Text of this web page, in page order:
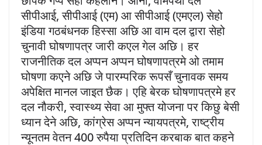
सीपीआई, सीपीआई (एम) आ सीपीआई (एमएल) सेहो
इंडिया गठबंधनक हिस्सा अछि आ वाम दल द्वारा सेहो
चुनावी घोषणापत्र जारी कएल गेल अछि। हर
राजनीतिक दल अप्पन अप्पन घोषणापत्रमे ओ तमाम
घोषणा कएने अछि जे पारम्परिक रूपसँ चुनावक समय
अपेक्षित मानल जाइत छैक। एहि बेरक घोषणापत्रमे हर
दल नौकरी, स्वास्थ्य सेवा आ मुफ्त योजना पर किछु बेसी
ध्यान देने अछि, कांग्रेस अप्पन न्यायपत्रमे, राष्ट्रीय
न्यूनतम वेतन 400 रुपैया प्रतिदिन करबाक बात कहने